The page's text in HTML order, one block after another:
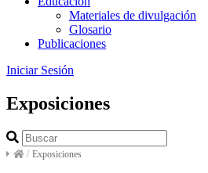
Materiales de divulgación
Glosario
Publicaciones
Iniciar Sesión
Exposiciones
/ Exposiciones